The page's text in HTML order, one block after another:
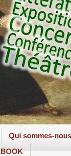
Qui sommes-